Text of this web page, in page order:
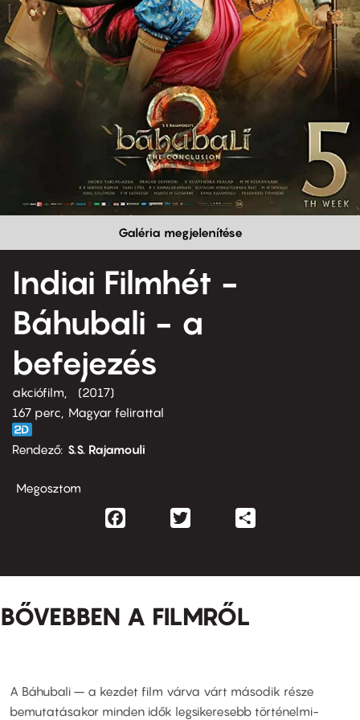
Galéria megjelenítése
Indiai Filmhét -
Báhubali - a
befejezés
akciófilm
2017
167 perc,
Magyar felirattal
Rendező S.S. Rajamouli
Megosztom
Facebook
BŐVEBBEN A FILMRŐL
A Báhubali – a kezdet film várva várt második része
bemutatásakor minden idők legsikeresebb történelmi-